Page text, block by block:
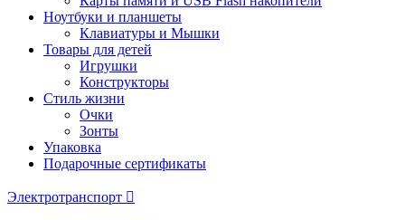
Ноутбуки и планшеты
Клавиатуры и Мышки
Товары для детей
Игрушки
Конструкторы
Стиль жизни
Очки
Зонты
Упаковка
Подарочные сертификаты
Электротранспорт